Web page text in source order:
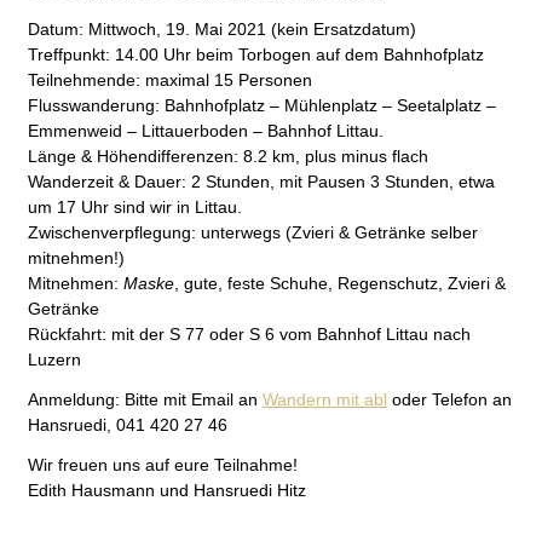
Datum: Mittwoch, 19. Mai 2021 (kein Ersatzdatum)
Treffpunkt: 14.00 Uhr beim Torbogen auf dem Bahnhofplatz
Teilnehmende: maximal 15 Personen
Flusswanderung: Bahnhofplatz – Mühlenplatz – Seetalplatz –
Emmenweid – Littauerboden – Bahnhof Littau.
Länge & Höhendifferenzen: 8.2 km, plus minus flach
Wanderzeit & Dauer: 2 Stunden, mit Pausen 3 Stunden, etwa
um 17 Uhr sind wir in Littau.
Zwischenverpflegung: unterwegs (Zvieri & Getränke selber
mitnehmen!)
Mitnehmen: Maske , gute, feste Schuhe, Regenschutz, Zvieri &
Getränke
Rückfahrt: mit der S 77 oder S 6 vom Bahnhof Littau nach
Luzern
Anmeldung: Bitte mit Email an Wandern mit abl oder Telefon an
Hansruedi, 041 420 27 46
Wir freuen uns auf eure Teilnahme!
Edith Hausmann und Hansruedi Hitz